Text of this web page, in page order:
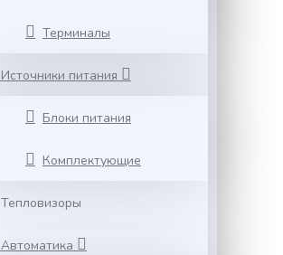
Терминалы
Источники питания
Блоки питания
Комплектующие
Тепловизоры
Автоматика